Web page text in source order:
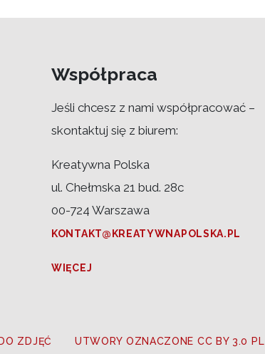
Współpraca
Jeśli chcesz z nami współpracować –
skontaktuj się z biurem:
Kreatywna Polska
ul. Chełmska 21 bud. 28c
00-724 Warszawa
KONTAKT@KREATYWNAPOLSKA.PL
WIĘCEJ
ZDJĘĆ UTWORY OZNACZONE CC BY 3.0 PL